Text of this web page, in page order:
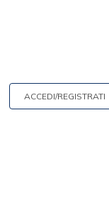
ACCEDI/REGISTRATI